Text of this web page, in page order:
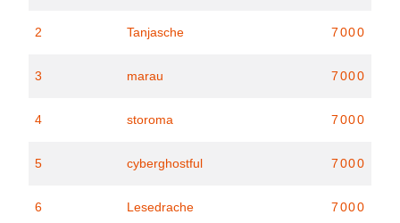
2 Tanjasche 7000
3 marau 7000
4 storoma 7000
5 cyberghostful 7000
6 Lesedrache 7000